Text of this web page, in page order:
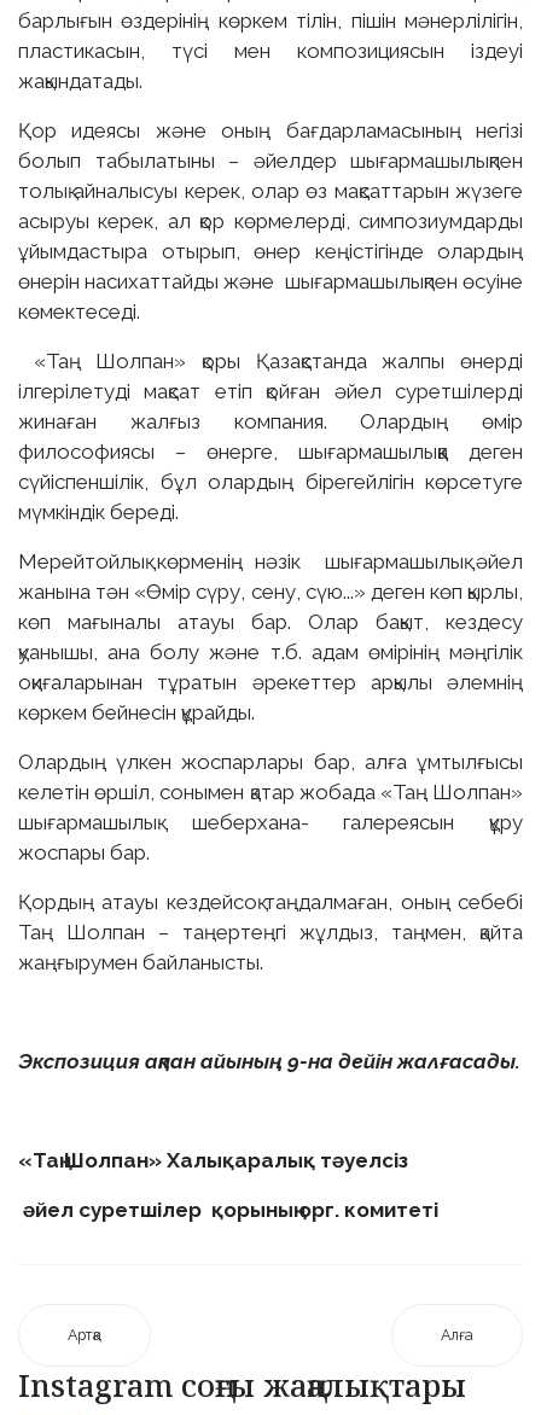
барлығын өздерінің көркем тілін, пішін мәнерлілігін,
пластикасын, түсі мен композициясын іздеуі
жақындатады.
Қор идеясы және оның бағдарламасының негізі
болып табылатыны – әйелдер шығармашылықпен
толық айналысуы керек, олар өз мақсаттарын жүзеге
асыруы керек, ал қор көрмелерді, симпозиумдарды
ұйымдастыра отырып, өнер кеңістігінде олардың
өнерін насихаттайды және шығармашылықпен өсуіне
көмектеседі.
«Таң Шолпан» қоры Қазақстанда жалпы өнерді
ілгерілетуді мақсат етіп қойған әйел суретшілерді
жинаған жалғыз компания. Олардың өмір
философиясы – өнерге, шығармашылыққа деген
сүйіспеншілік, бұл олардың бірегейлігін көрсетуге
мүмкіндік береді.
Мерейтойлық көрменің нәзік шығармашылық әйел
жанына тән «Өмір сүру, сену, сүю...» деген көп қырлы,
көп мағыналы атауы бар. Олар бақыт, кездесу
қуанышы, ана болу және т.б. адам өмірінің мәңгілік
оқиғаларынан тұратын әрекеттер арқылы әлемнің
көркем бейнесін құрайды.
Олардың үлкен жоспарлары бар, алға ұмтылғысы
келетін өршіл, сонымен қатар жобада «Таң Шолпан»
шығармашылық шеберхана- галереясын құру
жоспары бар.
Қордың атауы кездейсоқ таңдалмаған, оның себебі
Таң Шолпан – таңертеңгі жұлдыз, таңмен, қайта
жаңғырумен байланысты.
Экспозиция ақпан айының 9-на дейін жалғасады.
«Таң Шолпан» Халықаралық тәуелсіз
әйел суретшілер қорының орг. комитеті
Артқа Алға
Instagram соңғы жаңалықтары